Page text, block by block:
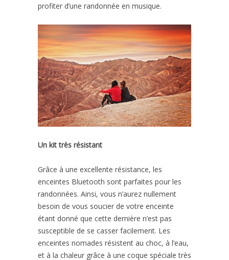
profiter d’une randonnée en musique.
Un kit très résistant
Grâce à une excellente résistance, les
enceintes Bluetooth sont parfaites pour les
randonnées. Ainsi, vous n’aurez nullement
besoin de vous soucier de votre enceinte
étant donné que cette dernière n’est pas
susceptible de se casser facilement. Les
enceintes nomades résistent au choc, à l’eau,
et à la chaleur grâce à une coque spéciale très